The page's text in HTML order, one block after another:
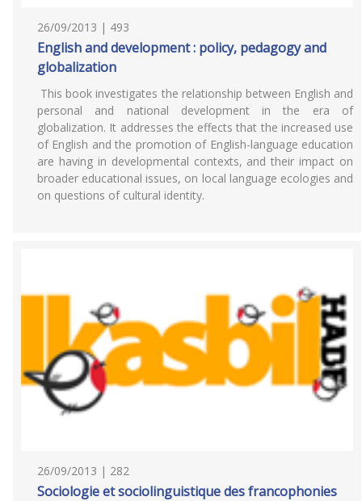
26/09/2013 | 493
English and development : policy, pedagogy and
globalization
This book investigates the relationship between English and
personal and national development in the era of
globalization. It addresses the effects that the increased use
of English and the promotion of English-language education
are having in developmental contexts, and their impact on
broader educational issues, on local language ecologies and
on questions of cultural identity.
26/09/2013 | 282
Sociologie et sociolinguistique des francophonies